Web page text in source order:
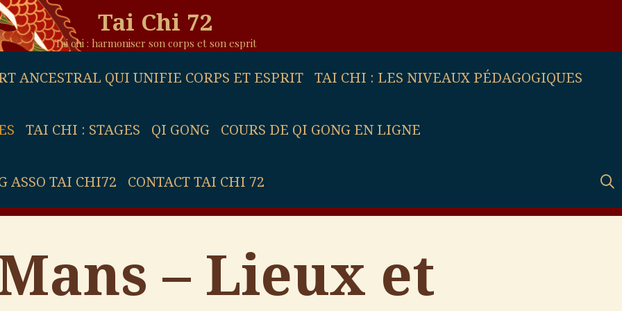
Tai Chi 72
Tai chi : harmoniser son corps et son esprit
ANCESTRAL QUI UNIFIE CORPS ET ESPRIT TAI CHI : LES NIVEAUX PÉDAGOGIQUES
TAI CHI : STAGES QI GONG COURS DE QI GONG EN LIGNE
ASSO TAI CHI72 CONTACT TAI CHI 72
– Lieux et